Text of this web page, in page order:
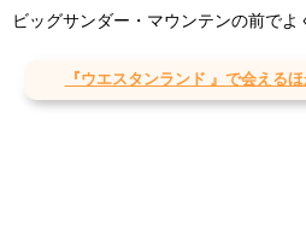
ビッグサンダー・マウンテンの前でよ
『ウエスタンランド 』で会える